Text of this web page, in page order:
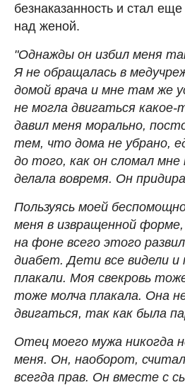
безнаказанность и стал
над женой.
"Однажды он избил меня
Я не обращалась в
домой врача и мне там же
не могла двигаться какое-
давил меня морально,
тем, что дома не убрано,
до того, как он сломал мне
делала вовремя. Он
Пользуясь моей
меня в извращенной
на фоне всего этого
диабет. Дети все видели и
плакали. Моя свекровь
тоже молча плакала. Она
двигаться, так как была
Отец моего мужа никогда
меня. Он, наоборот,
всегда прав. Он вместе с